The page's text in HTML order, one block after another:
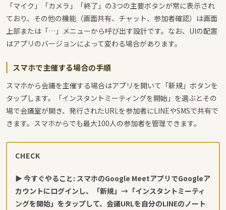
「マイク」「カメラ」「終了」の3つの主要ボタンが常に表示され
ており、その他の機能（画面共有、チャット、参加者確認）は画面
上部または「…」メニューから呼び出す設計です。なお、UIの配置
はアプリのバージョンによって変わる場合があります。
スマホで主催する場合の手順
スマホから会議を主催する場合はアプリを開いて「新規」ボタンを
タップします。「インスタントミーティングを開始」を選ぶとその
場で会議室が開き、発行されたURLを参加者にLINEやSMSで共有で
きます。スマホからでも最大100人の参加者を管理できます。
CHECK
▶ 今すぐやること: スマホのGoogle MeetアプリでGoogleア
カウントにログインし、「新規」→「インスタントミーティ
ングを開始」をタップして、会議URLを自分のLINEのノート